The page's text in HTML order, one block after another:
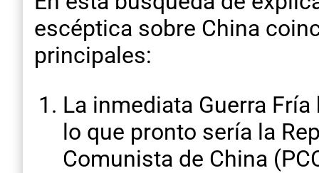
escéptica sobre China
principales:
La inmediata Guerra
lo que pronto sería la
Comunista de China